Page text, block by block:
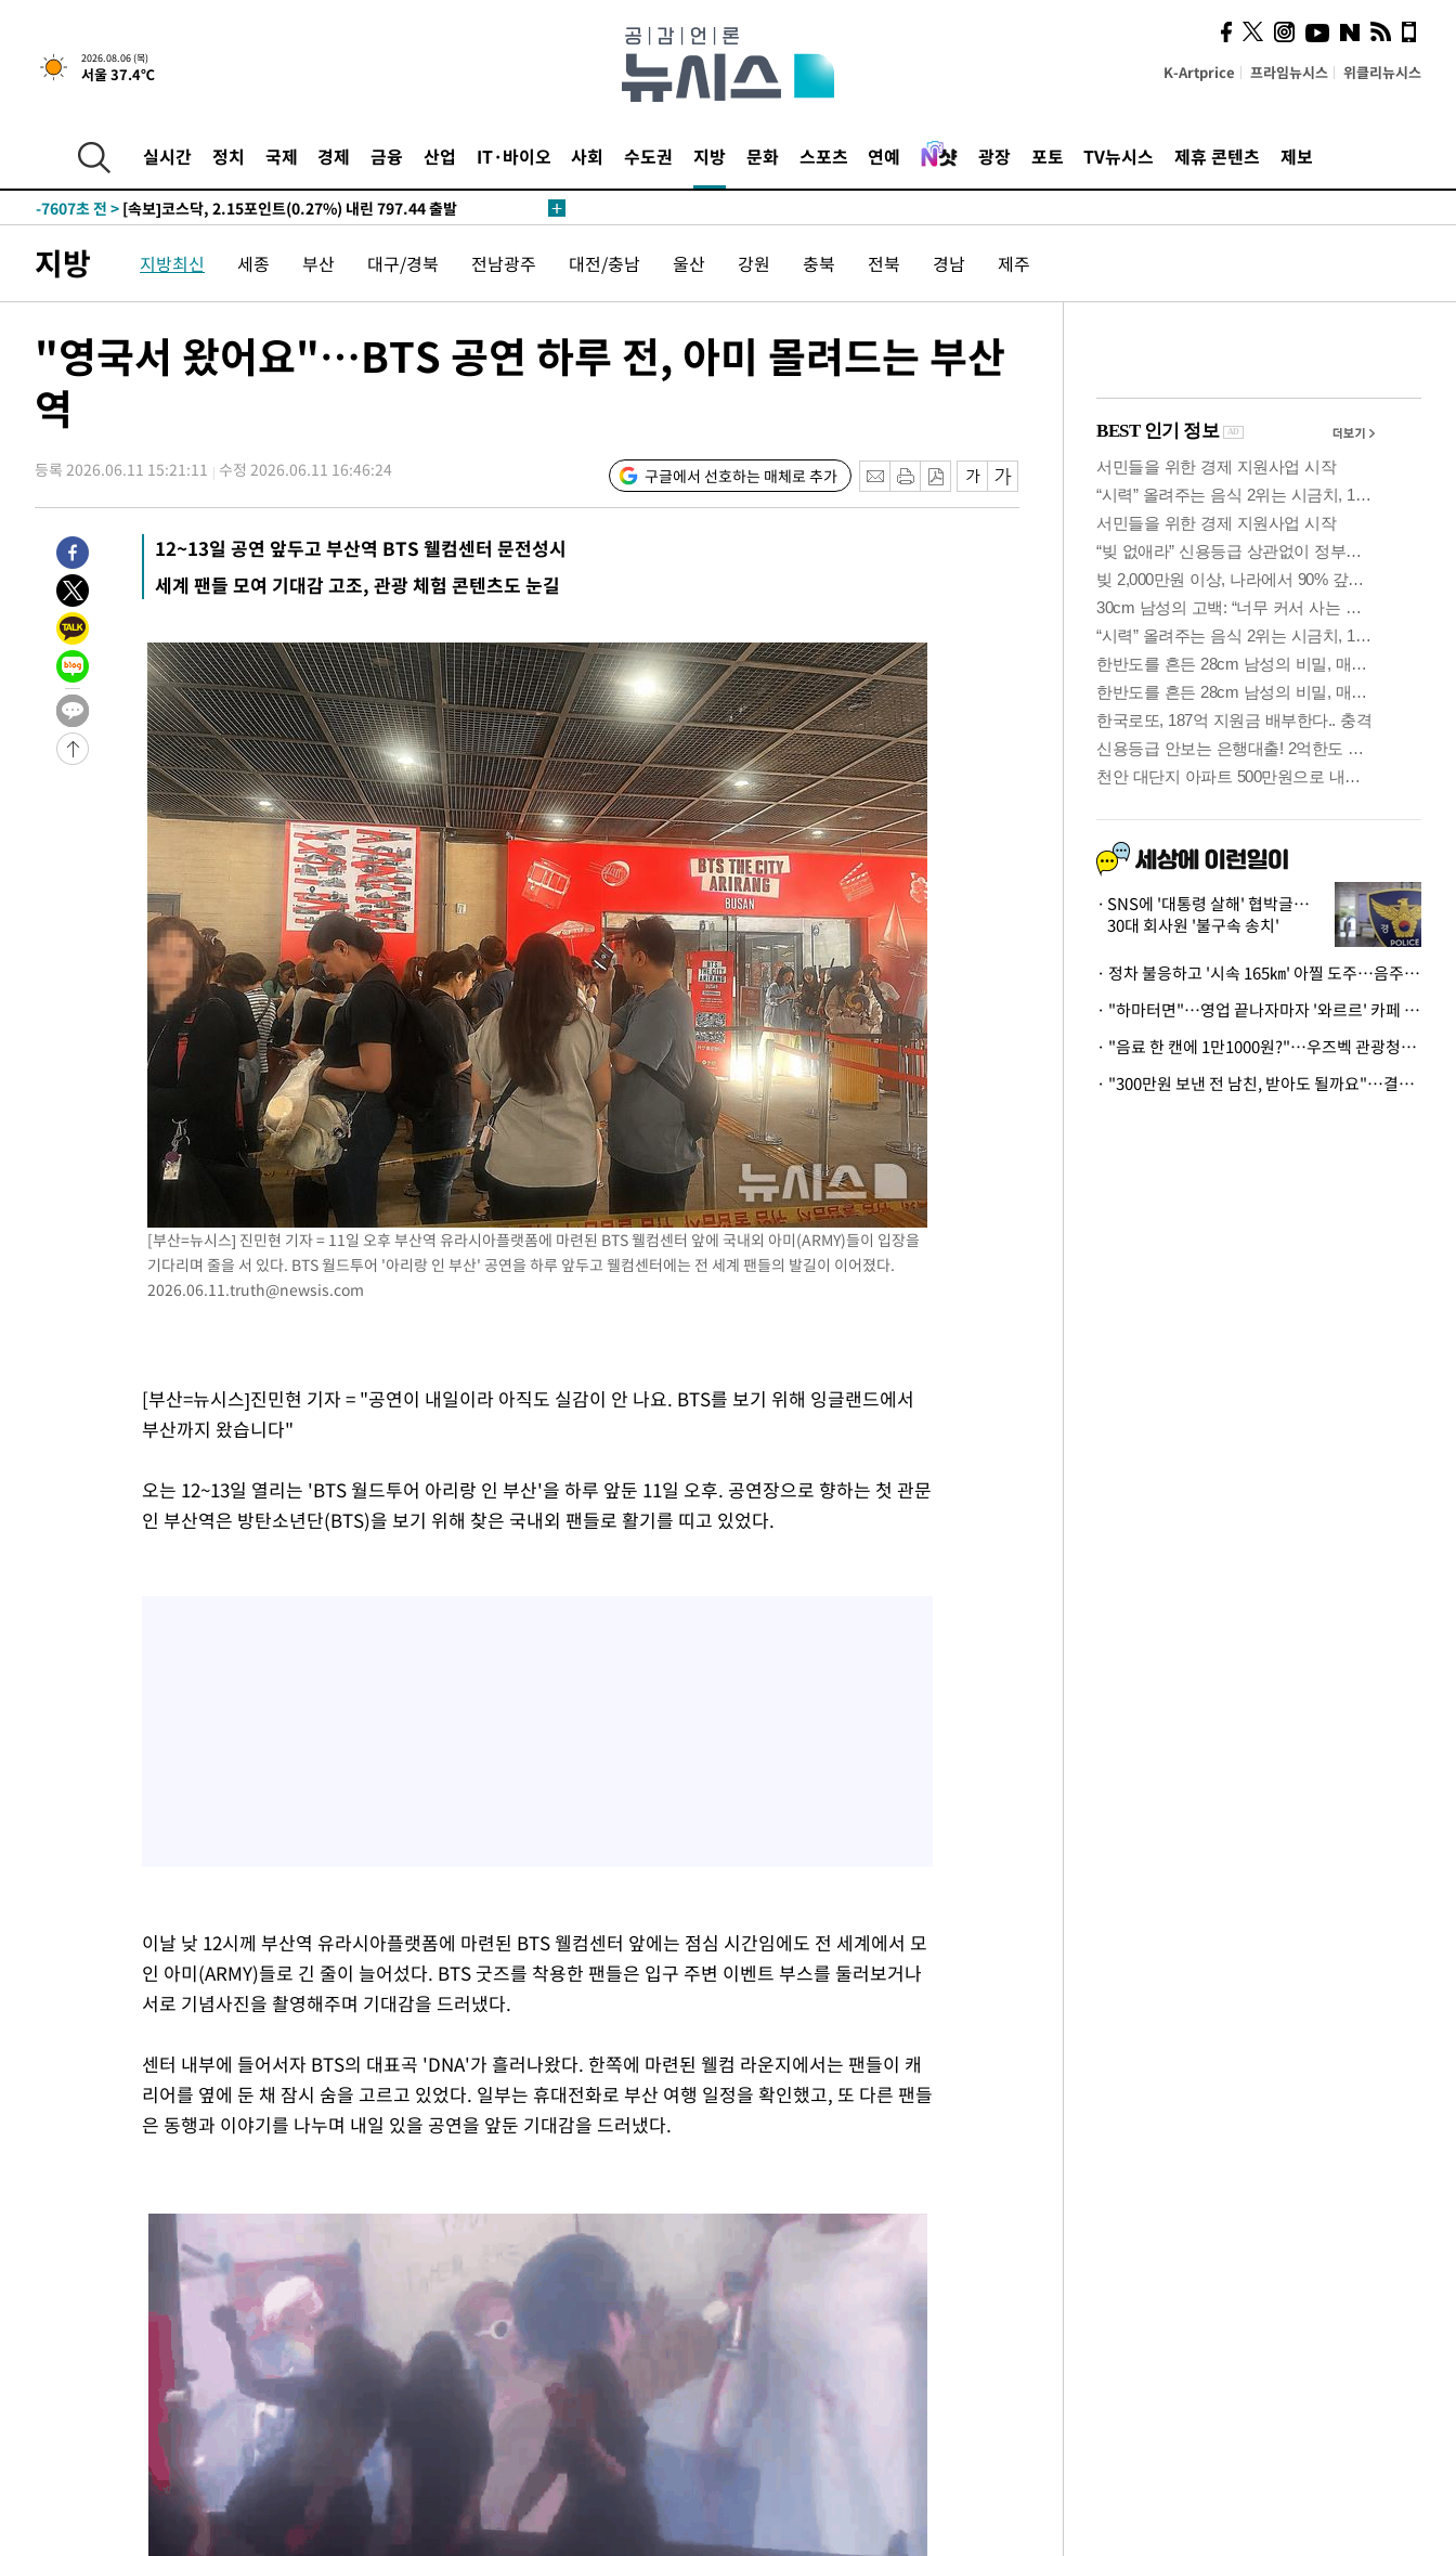
2026.08.06 (목)
서울 37.4℃ K-Artprice 프라임뉴시스 위클리뉴시스
실시간 정치 국제 경제 금융 산업 IT·바이오 사회 수도권 지방 문화 스포츠 연예 광장 포토 TV뉴시스 제휴 콘텐츠 제보
-13027초 전 >[속보]경찰, '홍명보 선임 논란' 대한축구협회·축구회관 등 압수수
색-12414초 전 > [속보]산업장관 "美무역법 제301조 과잉생산 결과 발표 8월 중 예
-11479초 전 >
[속보]전남광주 초대 시민추천 부시장에 백승주·윤난실
-9040초 전 >
-7607초 전 > [속보]코스닥, 2.15포인트(0.27%) 내린 797.44 출발
-4037초 전 >
6월 경상수지 497.3억 달러…두 달 연속 사상 최대
-3988초 전 >서울 낮 39도 '폭염중대경보'…40도 관측 가능성도
1시간 전 >[속보] 호르무즈 해협 이란-오만 협상 기대속 뉴욕증시 혼조 마감 다우
0.49%↑
-31195초 전 >
-31125초 전 >
-28589초 전 >"여기 떨어졌다"…다누리, 스페이스X 로켓 달 충돌 흔적 포착
-25634초 전 >손흥민, 5경기 연속골 실패…LAFC는 승부차기 끝 과달라하라 격파
-18235초 전 >
내일까지 39도 '펄펄'…기상청 "태풍 지나며 폭염 잠시 꺾인다"
-17872초 전 >
트럼프, 한국계 진보 주지사 후보 맹공…"공산주의가 최대 위협"
-17850초 전 >
"美간섭에 합의 지연"…트럼프, '이란 호르무즈 통제권' 수용할까
-14370초 전 >
-13067초 전 >
[속보]경찰, '홍명보 선임 논란' 대한축구협회·축구회관 등 압수수
-12454초 전 >
[속보]산업장관 "美무역법 제301조 과잉생산 결과 발표 8월 중 예
-12247초 전 >
[속보]코스피 매도사이드카 발동…4%대 급락
-11519초 전 >
[속보]전남광주 초대 시민추천 부시장에 백승주·윤난실
서울 열대야 15일째 지속…비공식 '초열대야' 30도 넘어
[속보]코스닥, 2.15포인트(0.27%) 내린 797.44 출발
[속보]코스피, 119.51포인트(1.81%) 내린 6478.75 개장
6월 경상수지 497.3억 달러…두 달 연속 사상 최대
서울 낮 39도 '폭염중대경보'…40도 관측 가능성도
미 워싱턴주 스포캔 시의 통제불능 3개 산불, 방화선 일부 구축
[속보] 호르무즈 해협 이란-오만 협상 기대속 뉴욕증시 혼조 마감 다우
지방 지방최신 세종 부산 대구/경북 전남광주 대전/충남 울산 강원 충북 전북 경남 제주
"영국서 왔어요"…BTS 공연 하루 전, 아미 몰려드는 부산
역
등록 2026.06.11 15:21:11 수정 2026.06.11 16:46:24 구글에서 선호하는 매체로 추가
12~13일 공연 앞두고 부산역 BTS 웰컴센터 문전성시
세계 팬들 모여 기대감 고조, 관광 체험 콘텐츠도 눈길
[부산=뉴시스] 진민현 기자 = 11일 오후 부산역 유라시아플랫폼에 마련된 BTS 웰컴센터 앞에 국내외 아미(ARMY)들이 입장을
기다리며 줄을 서 있다. BTS 월드투어 '아리랑 인 부산' 공연을 하루 앞두고 웰컴센터에는 전 세계 팬들의 발길이 이어졌다.
2026.06.11.truth@newsis.com
[부산=뉴시스]진민현 기자 = "공연이 내일이라 아직도 실감이 안 나요. BTS를 보기 위해 잉글랜드에서
부산까지 왔습니다"
오는 12~13일 열리는 'BTS 월드투어 아리랑 인 부산'을 하루 앞둔 11일 오후. 공연장으로 향하는 첫 관문
인 부산역은 방탄소년단(BTS)을 보기 위해 찾은 국내외 팬들로 활기를 띠고 있었다.
이날 낮 12시께 부산역 유라시아플랫폼에 마련된 BTS 웰컴센터 앞에는 점심 시간임에도 전 세계에서 모
인 아미(ARMY)들로 긴 줄이 늘어섰다. BTS 굿즈를 착용한 팬들은 입구 주변 이벤트 부스를 둘러보거나
서로 기념사진을 촬영해주며 기대감을 드러냈다.
센터 내부에 들어서자 BTS의 대표곡 'DNA'가 흘러나왔다. 한쪽에 마련된 웰컴 라운지에서는 팬들이 캐
리어를 옆에 둔 채 잠시 숨을 고르고 있었다. 일부는 휴대전화로 부산 여행 일정을 확인했고, 또 다른 팬들
은 동행과 이야기를 나누며 내일 있을 공연을 앞둔 기대감을 드러냈다.
"5·8·9호선 출퇴근 혼잡,
정부 국비지원 필요"
SNS에 '대통령 살해' 협박글…
30대 회사원 '불구속 송치'
· 정차 불응하고 '시속 165㎞' 아찔 도주…음주운전자 체포
· "하마터면"…영업 끝나자마자 '와르르' 카페 테라스 덮친 대리석 외벽
· "음료 한 캔에 1만1000원?"…우즈벡 관광청까지 나섰다, 유튜버 폭로 후폭풍
· "300만원 보낸 전 남친, 받아도 될까요"…결혼 앞둔 예비신부의 뜻밖 고충